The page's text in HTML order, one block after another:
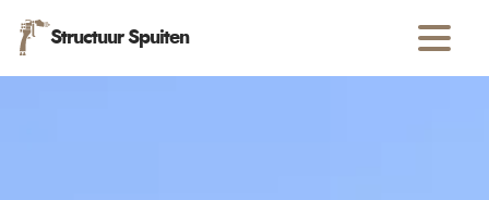
Structuur Spuiten